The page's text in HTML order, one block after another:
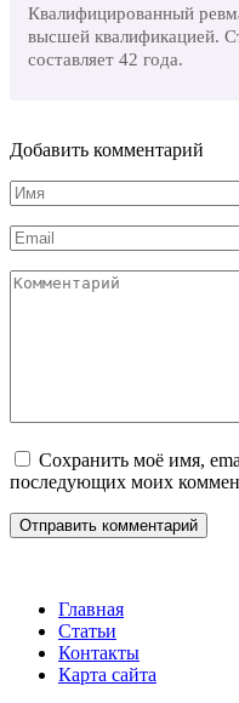
Квалифицированный
высшей квалификацией.
составляет 42 года.
Добавить комментарий
Имя
*
Email
*
Комментарий
Сохранить моё имя,
последующих моих
Главная
Статьи
Контакты
Карта сайта